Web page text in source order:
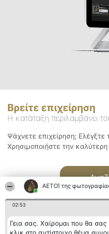
ΑΕΤΟΊ της
02:53
Γεια σας. Χαίρομαι που θα
Βρείτε επιχείρηση
Η κατάταξη περιλαμβάνει
Ψάχνετε επιχείρηση;
Χρησιμοποιήστε την